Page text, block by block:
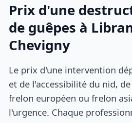
Prix d'une
de guêpes à
Chevigny
Le prix d'une intervention
et de l'accessibilité du nid,
frelon européen ou frelon
l'urgence. Chaque